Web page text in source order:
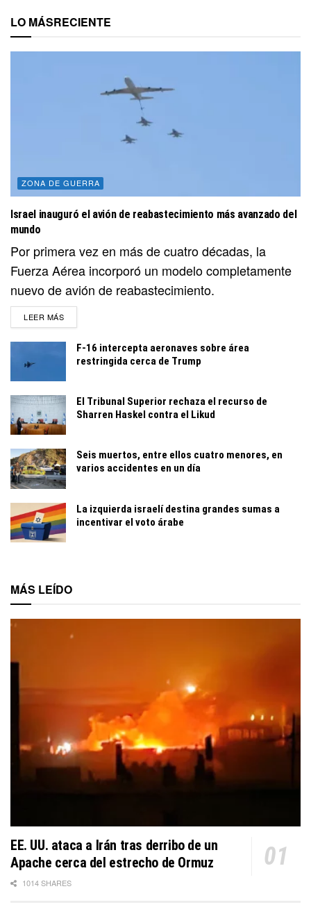
LO MÁSRECIENTE
ZONA DE GUERRA
Israel inauguró el avión de reabastecimiento más avanzado del
mundo
Por primera vez en más de cuatro décadas, la
Fuerza Aérea incorporó un modelo completamente
nuevo de avión de reabastecimiento.
LEER MÁSDETAILS
F-16 intercepta aeronaves sobre área
restringida cerca de Trump
El Tribunal Superior rechaza el recurso de
Sharren Haskel contra el Likud
Seis muertos, entre ellos cuatro menores, en
varios accidentes en un día
La izquierda israelí destina grandes sumas a
incentivar el voto árabe
MÁS LEÍDO
EE. UU. ataca a Irán tras derribo de un
Apache cerca del estrecho de Ormuz
1014 SHARES